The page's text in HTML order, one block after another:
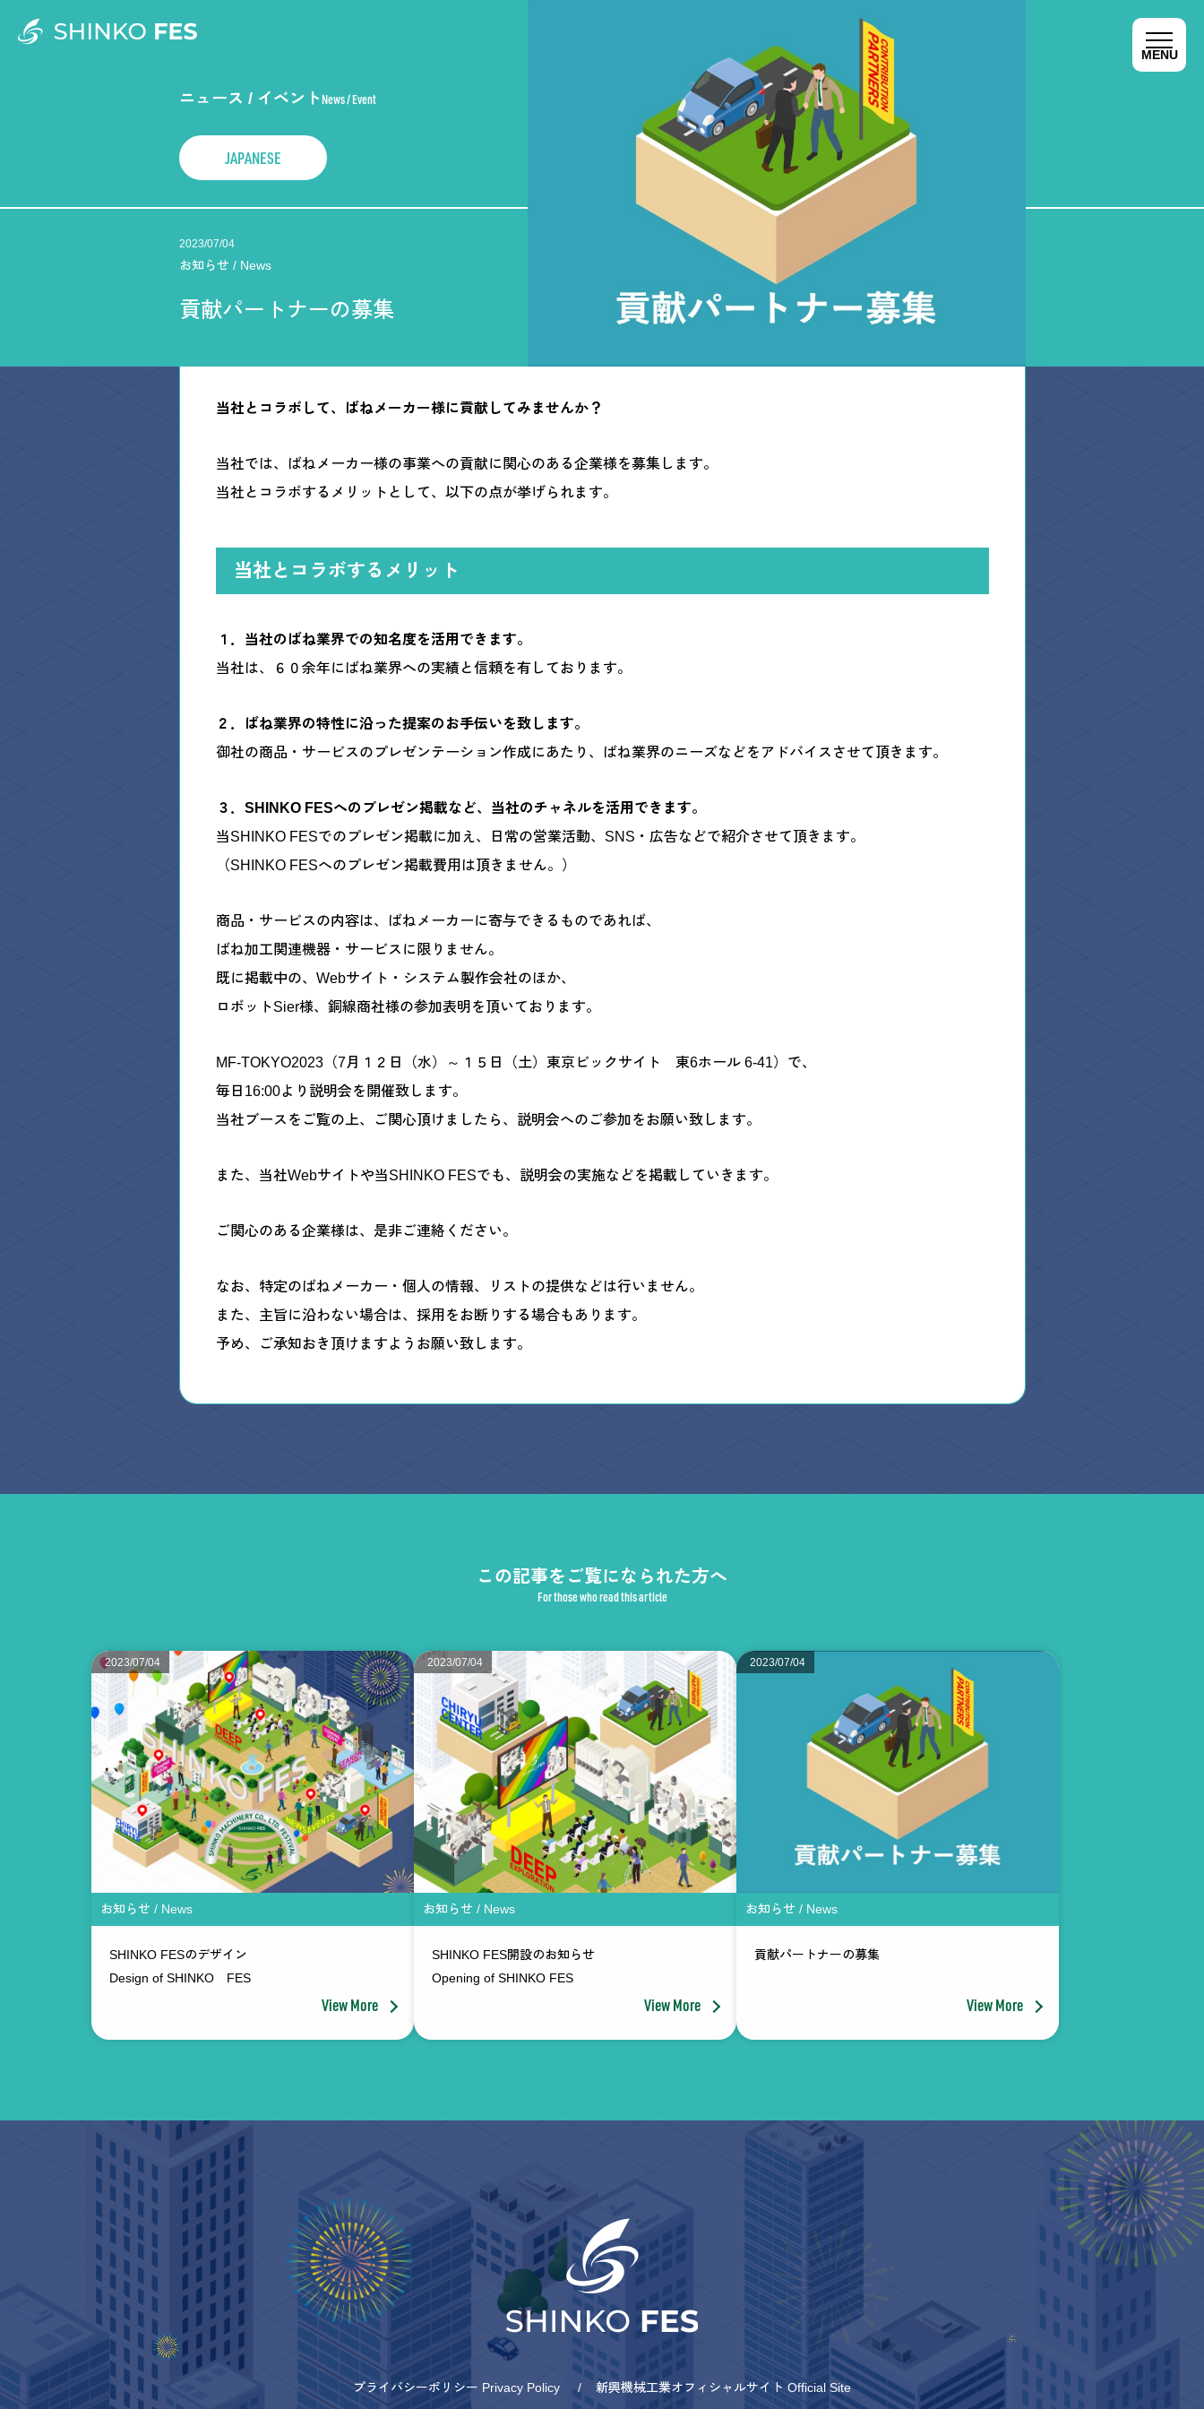
MENU
MENU
Deep Exploration
開発の背景や考え方、詳細情報を深掘りしてお伝えします。
concept, and details.
ばねから探す
Search From Springs
ばね、部分形状、加工方法から技術や製品の特長をお伝えします。
You can find our technical or product features from springs, their partial
shapes, or manufacturing methods.
知立センター
Chiryu Center
ニュース
イベント
バーチャル
貢献パートナー
Contribution Partners
YouTube
動画一覧
お問い合わせ Contact
お気に入り製品一覧
各製品の「気になる！」ボタンを押してお気に入り登録することで、
すぐに製品をご確認いただけます。
You can save your favorite information by pressing "Favorite" to check them again
現在お気に入り登録されている
製品はありません
SHINKO FES とは
仮想展示会のコンセプトの下、
オフィシャルサイトとは違った
ビジュアルで構築しています。
SHINKO FES is built
ニュース / イベントNews / Event
JAPANESE
2023/07/04
お知らせ / News
貢献パートナーの募集
当社とコラボして、ばねメーカー様に貢献してみませんか？
当社では、ばねメーカー様の事業への貢献に関心のある企業様を募集します。
当社とコラボするメリットとして、以下の点が挙げられます。
当社とコラボするメリット
１．当社のばね業界での知名度を活用できます。
当社は、６０余年にばね業界への実績と信頼を有しております。
２．ばね業界の特性に沿った提案のお手伝いを致します。
御社の商品・サービスのプレゼンテーション作成にあたり、ばね業界のニーズなどをアドバイスさせて頂きます。
３．SHINKO FESへのプレゼン掲載など、当社のチャネルを活用できます。
当SHINKO FESでのプレゼン掲載に加え、日常の営業活動、SNS・広告などで紹介させて頂きます。
（SHINKO FESへのプレゼン掲載費用は頂きません。）
商品・サービスの内容は、ばねメーカーに寄与できるものであれば、
ばね加工関連機器・サービスに限りません。
既に掲載中の、Webサイト・システム製作会社のほか、
ロボットSier様、銅線商社様の参加表明を頂いております。
MF-TOKYO2023（7月１２日（水）～１５日（土）東京ビックサイト 東6ホール 6-41）で、
毎日16:00より説明会を開催致します。
当社ブースをご覧の上、ご関心頂けましたら、説明会へのご参加をお願い致します。
また、当社Webサイトや当SHINKO FESでも、説明会の実施などを掲載していきます。
ご関心のある企業様は、是非ご連絡ください。
なお、特定のばねメーカー・個人の情報、リストの提供などは行いません。
また、主旨に沿わない場合は、採用をお断りする場合もあります。
予め、ご承知おき頂けますようお願い致します。
この記事をご覧になられた方へ
For those who read this article
2023/07/04
お知らせ / News
SHINKO FESのデザイン
Design of SHINKO FES
View More
2023/07/04
お知らせ / News
SHINKO FES開設のお知らせ
Opening of SHINKO FES
View More
2023/07/04
お知らせ / News
貢献パートナーの募集
View More
プライバシーポリシー Privacy Policy 新興機械工業オフィシャルサイト Official Site